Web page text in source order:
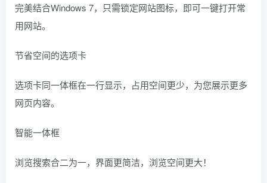
完美结合Windows 7，只需锁定网站图标，即可一键打开常
用网站。
节省空间的选项卡
选项卡同一体框在一行显示，占用空间更少，为您展示更多
网页内容。
智能一体框
浏览搜索合二为一，界面更简洁，浏览空间更大！